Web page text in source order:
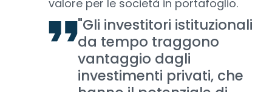
valore per le società in portafoglio.
"Gli investitori istituzionali
da tempo traggono
vantaggio dagli
investimenti privati, che